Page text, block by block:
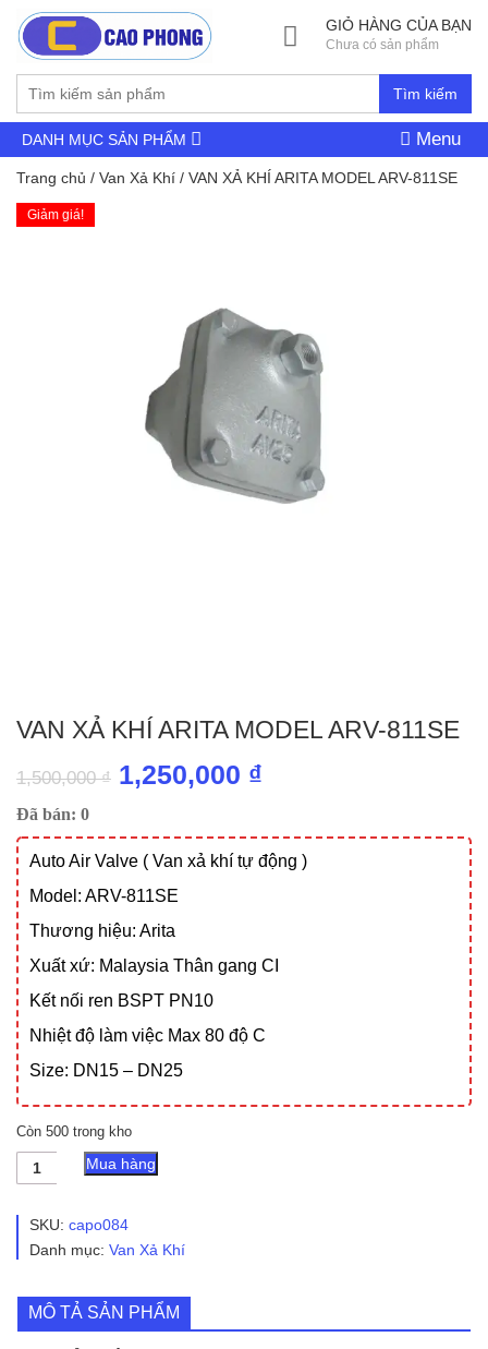
Tìm kiếm
GIỎ HÀNG CỦA BẠN
Chưa có sản phẩm
DANH MỤC SẢN PHẨM Menu
Trang chủ / Van Xả Khí / VAN XẢ KHÍ ARITA MODEL ARV-811SE
Giảm giá!
VAN XẢ KHÍ ARITA MODEL ARV-811SE
1,500,000₫ Giá
là:
1,500,000 ₫.
1,250,000 ₫
tại
là:
Đã bán: 0
Auto Air Valve ( Van xả khí tự động )
Model: ARV-811SE
Thương hiệu: Arita
Xuất xứ: Malaysia Thân gang CI
Kết nối ren BSPT PN10
Nhiệt độ làm việc Max 80 độ C
Size: DN15 – DN25
Còn 500 trong kho
VAN
XẢ
ARITA
ARV-
số
lượng
Mua hàng
SKU: capo084
Danh mục: Van Xả Khí
MÔ TẢ SẢN PHẨM